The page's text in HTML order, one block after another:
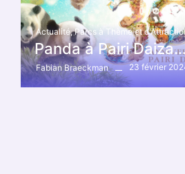
Actualité, Parcs à Thème et
Panda à Pairi
Fabian Braeckman 23 février